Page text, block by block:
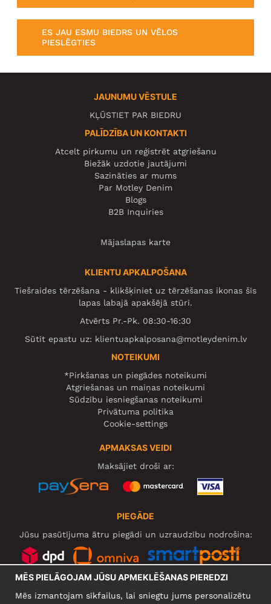
ES JAU ESMU BIEDRS UN VĒLOS
PIESLĒGTIES
JAUNUMU VĒSTULE
KĻŪSTIET PAR BIEDRU
PALĪDZĪBA UN KONTAKTI
Atcelt pirkumu un reģistrēt atgriešanu
Biežāk uzdotie jautājumi
Sazināties ar mums
Par Motley Denim
Blogs
B2B Inquiries
Mājaslapas karte
KLIENTU APKALPOŠANA
Tiešraides tērzēšana - klikšķiniet uz tērzēšanas ikonas šīs
lapas labajā apakšējā stūrī.
Atvērts Pr.-Pk. 08:30-16:30
Sūtīt epastu uz: klientuapkalposana@motleydenim.lv
NOTEIKUMI
*Pirkšanas un piegādes noteikumi
Atgriešanas un maiņas noteikumi
Sūdzību iesniegšanas noteikumi
Privātuma politika
Cookie-settings
APMAKSAS VEIDI
Maksājiet droši ar:
PIEGĀDE
Jūsu pasūtījuma ātru piegādi un uzraudzību nodrošina:
MĒS PIELĀGOJAM JŪSU APMEKLĒŠANAS PIEREDZI
Mēs izmantojam sīkfailus, lai sniegtu jums personalizētu